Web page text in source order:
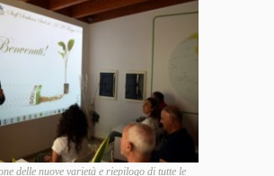
delle nuove varietà e riepilogo di tutte le